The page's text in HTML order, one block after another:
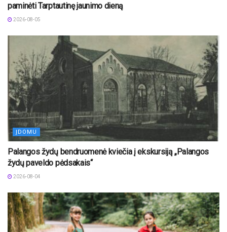
paminėti Tarptautinę jaunimo dieną
2026-08-05
ĮDOMU
Palangos žydų bendruomenė kviečia į ekskursiją „Palangos
žydų paveldo pėdsakais“
2026-08-04